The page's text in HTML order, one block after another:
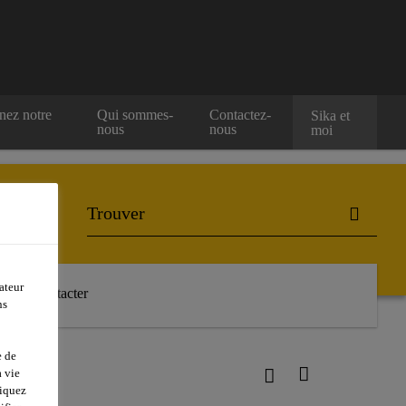
notre
Qui sommes-
nous
Contactez-
nous
Sika et
moi
Nous contacter
1
de
vie